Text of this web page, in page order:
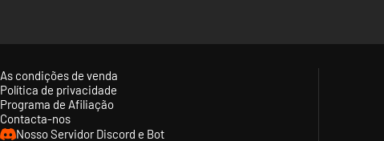
As condições de venda
Política de privacidade
Programa de Afiliação
Contacta-nos
Nosso Servidor Discord e Bot